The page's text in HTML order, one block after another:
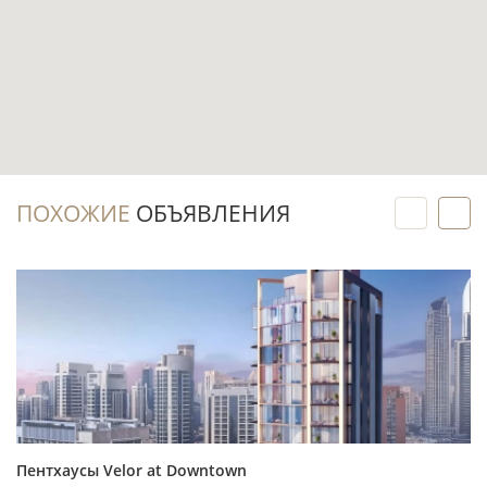
провести осмотр, изучить фактическую
содержания до принятия решения.
Инвестиционный потенциал
Готовый пентхаус можно рассматривать для
личного проживания, долгосрочной аренды
или использования как второй дом без
ПОХОЖИЕ ОБЪЯВЛЕНИЯ
Пентхаусы Velor at Downtown